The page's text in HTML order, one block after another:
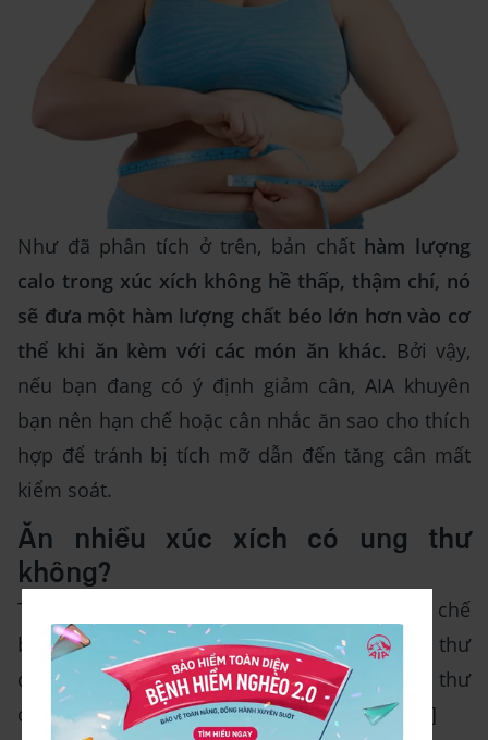
Như đã phân tích ở trên, bản chất hàm lượng
calo trong xúc xích không hề thấp, thậm chí, nó
sẽ đưa một hàm lượng chất béo lớn hơn vào cơ
thể khi ăn kèm với các món ăn khác. Bởi vậy,
nếu bạn đang có ý định giảm cân, AIA khuyên
bạn nên hạn chế hoặc cân nhắc ăn sao cho thích
hợp để tránh bị tích mỡ dẫn đến tăng cân mất
kiểm soát.
Ăn nhiều xúc xích có ung thư
không?
Tổ chức Y tế Thế giới đã xác định rằng thịt chế
biến là một nhân tố góp phần lớn đến ung thư
đại trực tràng và phân loại nó là "gây ung thư
cho con người" (“carcinogenic to humans”).[1]